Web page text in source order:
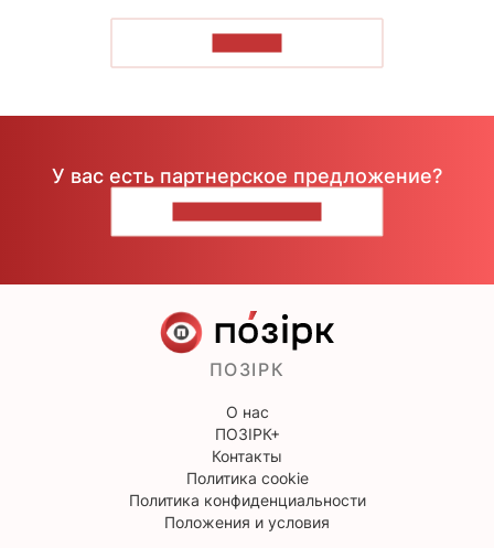
У вас есть партнерское предложение?
ПОЗІРК
О нас
ПОЗІРК+
Контакты
Политика cookie
Политика конфиденциальности
Положения и условия